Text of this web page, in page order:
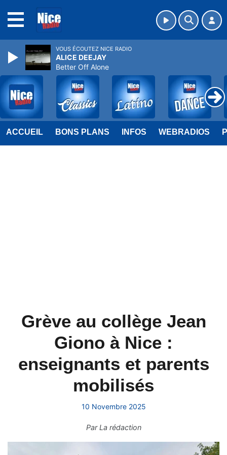
ACCUEIL BONS PLANS INFOS WEBRADIOS
Grève au collège Jean
Giono à Nice :
enseignants et parents
mobilisés
10 Novembre 2025
ParLa rédaction
VOUS ÉCOUTEZ NICE RADIO
ALICE DEEJAY
Better Off Alone